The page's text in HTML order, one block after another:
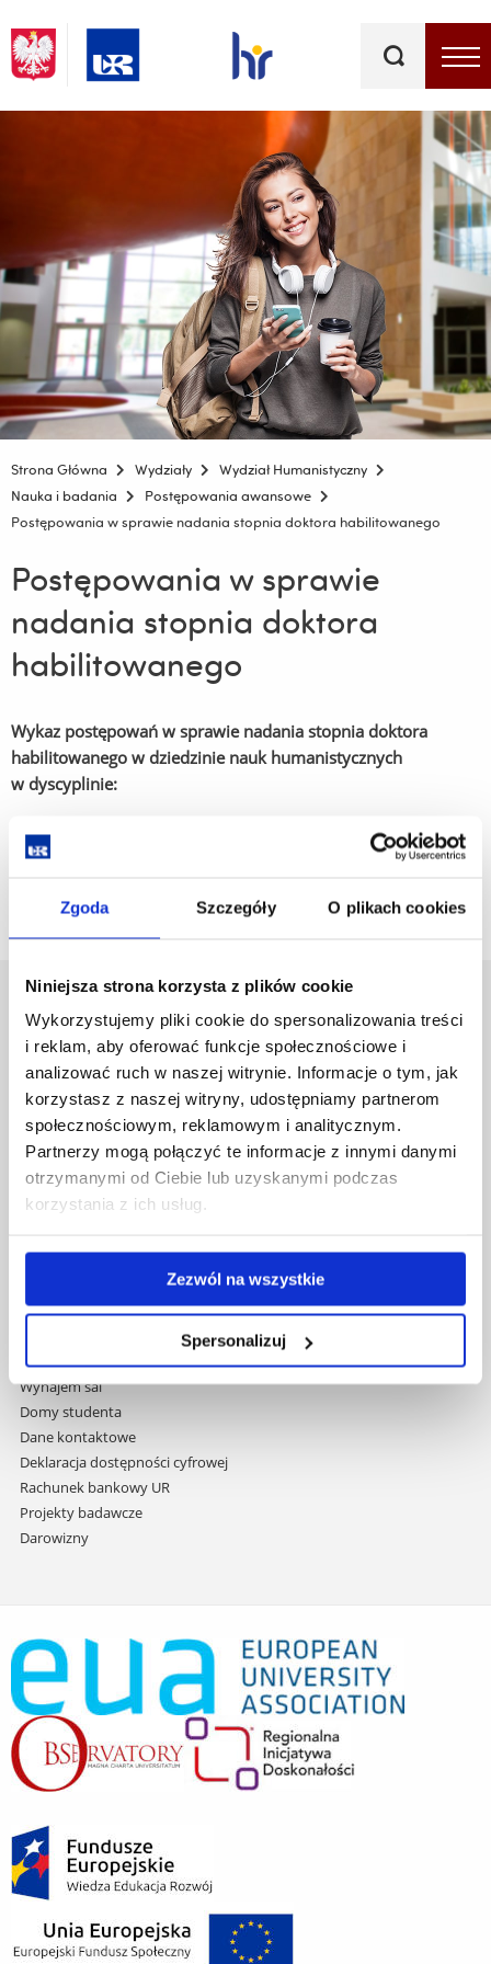
Zgoda Szczegóły O plikach cookies
Niniejsza strona korzysta z plików cookie
Wykorzystujemy pliki cookie do spersonalizowania treści
i reklam, aby oferować funkcje społecznościowe i
analizować ruch w naszej witrynie. Informacje o tym, jak
korzystasz z naszej witryny, udostępniamy partnerom
społecznościowym, reklamowym i analitycznym.
Partnerzy mogą połączyć te informacje z innymi danymi
otrzymanymi od Ciebie lub uzyskanymi podczas
korzystania z ich usług.
Zezwól na wszystkie
Spersonalizuj
kluczowe
Strona Główna Wydziały
Wydział Humanistyczny
Nauka i badania
Postępowania awansowe
Postępowania w sprawie nadania stopnia doktora habilitowanego
Postępowania w sprawie
nadania stopnia doktora
habilitowanego
Wykaz postępowań w sprawie nadania stopnia doktora
habilitowanego w dziedzinie nauk humanistycznych
w dyscyplinie:
Al. Tadeusza Rejtana 16C
35-959 Rzeszów
Pomiń
nawigację
przejdź
do
Polityka prywatności
Mapa serwisu
Biblioteka
Wydawnictwo
Covid info
Praca na UR
Fundusze strukturalne
Projekty współfinansowane przez UE
Projekty realizowane z KPO
Wynajem sal
Domy studenta
Dane kontaktowe
Deklaracja dostępności cyfrowej
Rachunek bankowy UR
Projekty badawcze
Darowizny